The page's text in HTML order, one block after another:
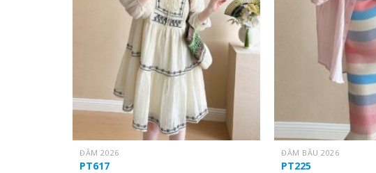
ĐẦM 2026
PT617
ĐẦM BẦU 2026
PT225